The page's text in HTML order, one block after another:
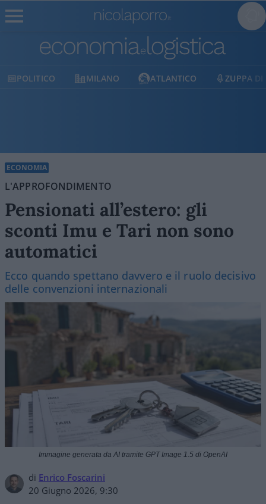
MILANO ATLANTICO ZUPPA DI PORRO
ECONOMIA
L'APPROFONDIMENTO
Pensionati all’estero: gli
sconti Imu e Tari non sono
automatici
Ecco quando spettano davvero e il ruolo decisivo
delle convenzioni internazionali
di Enrico Foscarini
20 Giugno 2026, 9:30
Immagine generata da AI tramite GPT Image 1.5 di OpenAI